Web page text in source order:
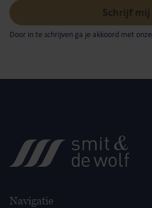
Door in te schrijven ga je akkoord met onze
Navigatie